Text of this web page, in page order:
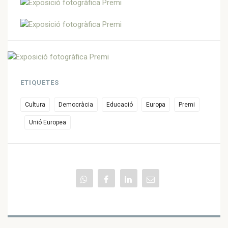
ETIQUETES
Cultura Democràcia Educació Europa Premi
Unió Europea